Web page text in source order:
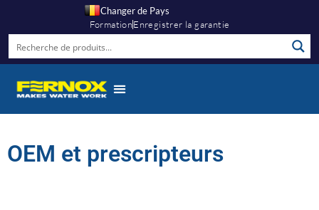
Changer de Pays
FormationEnregistrer la garantie
OEM et prescripteurs